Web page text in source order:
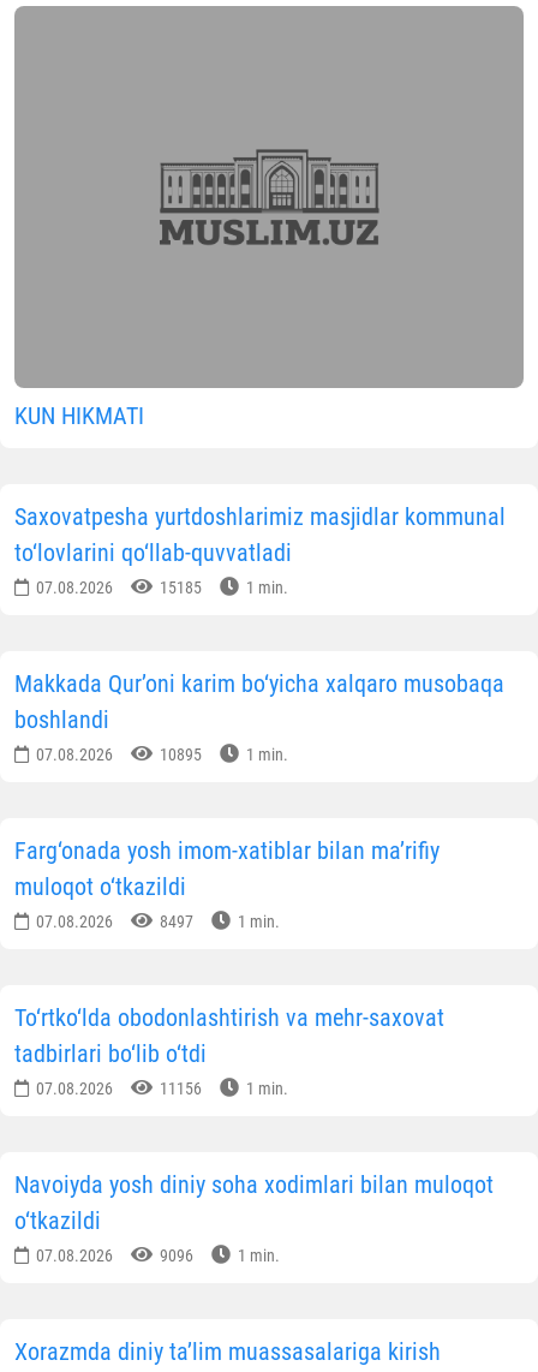
KUN HIKMATI
Saxovatpesha yurtdoshlarimiz masjidlar kommunal
to‘lovlarini qo‘llab-quvvatladi
07.08.2026 15185 1 min.
Makkada Qur’oni karim bo‘yicha xalqaro musobaqa
boshlandi
07.08.2026 10895 1 min.
Farg‘onada yosh imom-xatiblar bilan ma’rifiy
muloqot o‘tkazildi
07.08.2026 8497 1 min.
To‘rtko‘lda obodonlashtirish va mehr-saxovat
tadbirlari bo‘lib o‘tdi
07.08.2026 11156 1 min.
Navoiyda yosh diniy soha xodimlari bilan muloqot
o‘tkazildi
07.08.2026 9096 1 min.
Xorazmda diniy ta’lim muassasalariga kirish